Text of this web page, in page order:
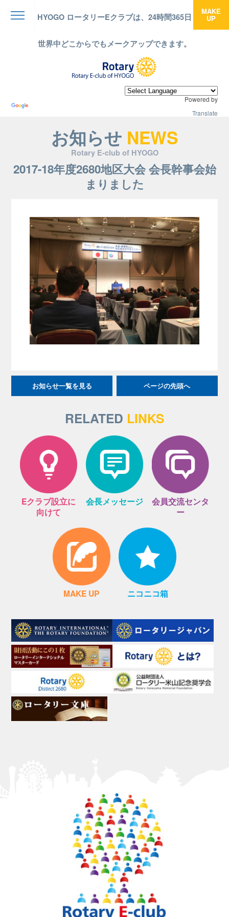
HYOGO ロータリーEクラブは、24時間365日
世界中どこからでもメークアップできます。
MAKE
UP
Powered by
Translate
お知らせ NEWS
Rotary E-club of HYOGO
2017-18年度2680地区大会 会長幹事会始
まりました
お知らせ一覧を見る ページの先頭へ
RELATED LINKS
Eクラブ設立に
向けて
会長メッセージ
会員交流センタ
ー
MAKE UP ニコニコ箱